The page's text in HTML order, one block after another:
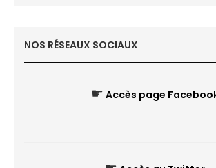
NOS RÉSEAUX SOCIAUX
☛ Accès page